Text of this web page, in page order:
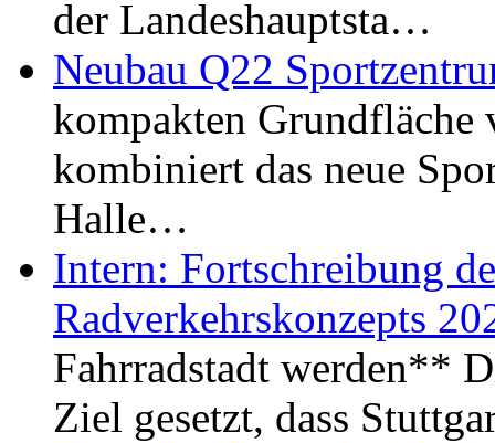
der Landeshauptsta…
Neubau Q22
kompakten Grundfläche
kombiniert das neue
Halle…
Intern: Fortschreibung
Radverkehrskonzepts
Fahrradstadt werden**
Ziel gesetzt, dass